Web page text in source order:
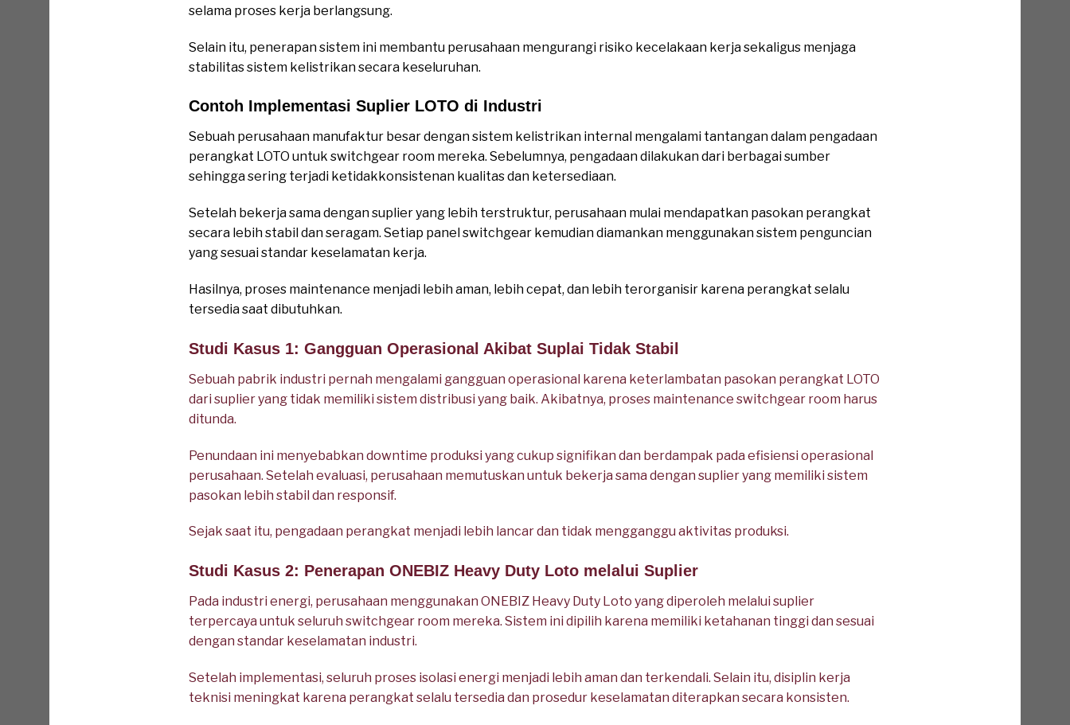
selama proses kerja berlangsung.
Selain itu, penerapan sistem ini membantu perusahaan mengurangi risiko kecelakaan kerja sekaligus menjaga
stabilitas sistem kelistrikan secara keseluruhan.
Contoh Implementasi Suplier LOTO di Industri
Sebuah perusahaan manufaktur besar dengan sistem kelistrikan internal mengalami tantangan dalam pengadaan
perangkat LOTO untuk switchgear room mereka. Sebelumnya, pengadaan dilakukan dari berbagai sumber
sehingga sering terjadi ketidakkonsistenan kualitas dan ketersediaan.
Setelah bekerja sama dengan suplier yang lebih terstruktur, perusahaan mulai mendapatkan pasokan perangkat
secara lebih stabil dan seragam. Setiap panel switchgear kemudian diamankan menggunakan sistem penguncian
yang sesuai standar keselamatan kerja.
Hasilnya, proses maintenance menjadi lebih aman, lebih cepat, dan lebih terorganisir karena perangkat selalu
tersedia saat dibutuhkan.
Studi Kasus 1: Gangguan Operasional Akibat Suplai Tidak Stabil
Sebuah pabrik industri pernah mengalami gangguan operasional karena keterlambatan pasokan perangkat LOTO
dari suplier yang tidak memiliki sistem distribusi yang baik. Akibatnya, proses maintenance switchgear room harus
ditunda.
Penundaan ini menyebabkan downtime produksi yang cukup signifikan dan berdampak pada efisiensi operasional
perusahaan. Setelah evaluasi, perusahaan memutuskan untuk bekerja sama dengan suplier yang memiliki sistem
pasokan lebih stabil dan responsif.
Sejak saat itu, pengadaan perangkat menjadi lebih lancar dan tidak mengganggu aktivitas produksi.
Studi Kasus 2: Penerapan ONEBIZ Heavy Duty Loto melalui Suplier
Pada industri energi, perusahaan menggunakan ONEBIZ Heavy Duty Loto yang diperoleh melalui suplier
terpercaya untuk seluruh switchgear room mereka. Sistem ini dipilih karena memiliki ketahanan tinggi dan sesuai
dengan standar keselamatan industri.
Setelah implementasi, seluruh proses isolasi energi menjadi lebih aman dan terkendali. Selain itu, disiplin kerja
teknisi meningkat karena perangkat selalu tersedia dan prosedur keselamatan diterapkan secara konsisten.